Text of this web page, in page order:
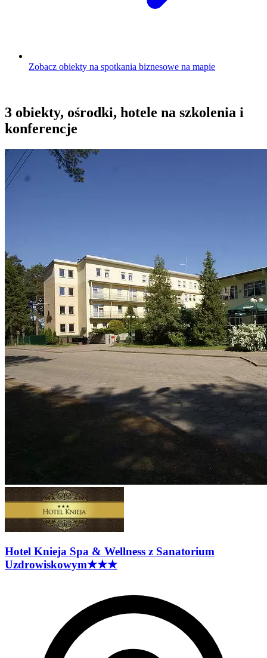
Zobacz obiekty na spotkania biznesowe na mapie
3 obiekty, ośrodki, hotele na szkolenia i
konferencje
Hotel Knieja Spa & Wellness z Sanatorium
Uzdrowiskowym★★★